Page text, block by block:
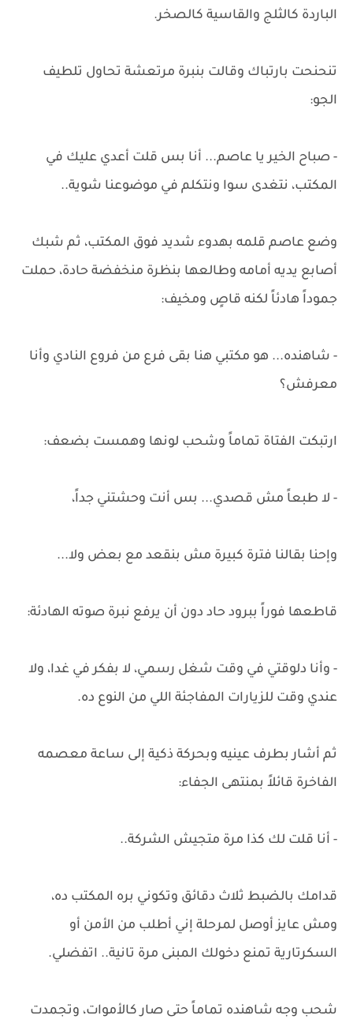
الباردة كالثلج والقاسية كالصخر.
تنحنحت بارتباك وقالت بنبرة مرتعشة تحاول تلطيف
الجو:
- صباح الخير يا عاصم... أنا بس قلت أعدي عليك في
المكتب، نتغدى سوا ونتكلم في موضوعنا شوية..
وضع عاصم قلمه بهدوء شديد فوق المكتب، ثم شبك
أصابع يديه أمامه وطالعها بنظرة منخفضة حادة، حملت
جموداً هادئاً لكنه قاصٍ ومخيف:
- شاهنده... هو مكتبي هنا بقى فرع من فروع النادي وأنا
معرفش؟
ارتبكت الفتاة تماماً وشحب لونها وهمست بضعف:
- لا طبعاً مش قصدي... بس أنت وحشتني جداً،
وإحنا بقالنا فترة كبيرة مش بنقعد مع بعض ولا...
قاطعها فوراً ببرود حاد دون أن يرفع نبرة صوته الهادئة:
- وأنا دلوقتي في وقت شغل رسمي، لا بفكر في غدا، ولا
عندي وقت للزيارات المفاجئة اللي من النوع ده.
ثم أشار بطرف عينيه وبحركة ذكية إلى ساعة معصمه
الفاخرة قائلاً بمنتهى الجفاء:
- أنا قلت لك كذا مرة متجيش الشركة..
قدامك بالضبط ثلاث دقائق وتكوني بره المكتب ده،
ومش عايز أوصل لمرحلة إني أطلب من الأمن أو
السكرتارية تمنع دخولك المبنى مرة تانية.. اتفضلي.
شحب وجه شاهنده تماماً حتى صار كالأموات، وتجمدت